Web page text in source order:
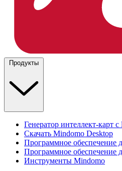
Продукты
Генератор интеллект-карт
Скачать Mindomo Desktop
Программное обеспечение
Программное обеспечение
Инструменты Mindomo